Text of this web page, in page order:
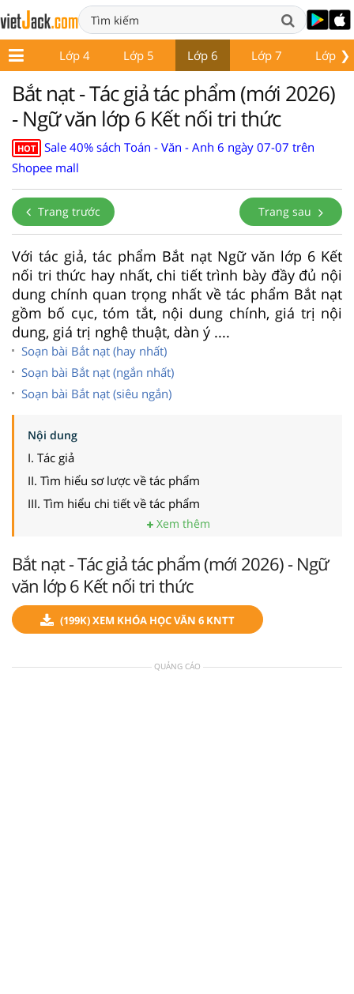
❯
3 Lớp 4 Lớp 5 Lớp 6 Lớp 7 Lớp 8
Bắt nạt - Tác giả tác phẩm (mới 2026)
- Ngữ văn lớp 6 Kết nối tri thức
HOT
Sale 40% sách Toán - Văn - Anh 6 ngày 07-07 trên
Shopee mall
Trang trước Trang sau
Với tác giả, tác phẩm Bắt nạt Ngữ văn lớp 6 Kết
nối tri thức hay nhất, chi tiết trình bày đầy đủ nội
dung chính quan trọng nhất về tác phẩm Bắt nạt
gồm bố cục, tóm tắt, nội dung chính, giá trị nội
dung, giá trị nghệ thuật, dàn ý ....
Soạn bài Bắt nạt (hay nhất)
Soạn bài Bắt nạt (ngắn nhất)
Soạn bài Bắt nạt (siêu ngắn)
Nội dung
I. Tác giả
II. Tìm hiểu sơ lược về tác phẩm
III. Tìm hiểu chi tiết về tác phẩm
Xem thêm
Bắt nạt - Tác giả tác phẩm (mới 2026) - Ngữ
văn lớp 6 Kết nối tri thức
(199K) XEM KHÓA HỌC VĂN 6 KNTT
QUẢNG CÁO